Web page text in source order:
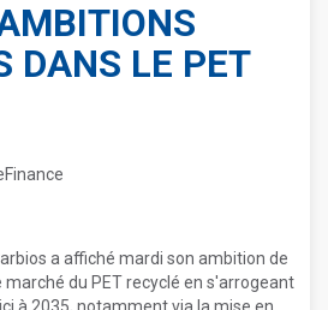
DANS LE PET
a affiché mardi son ambition de
du PET recyclé en s'arrogeant